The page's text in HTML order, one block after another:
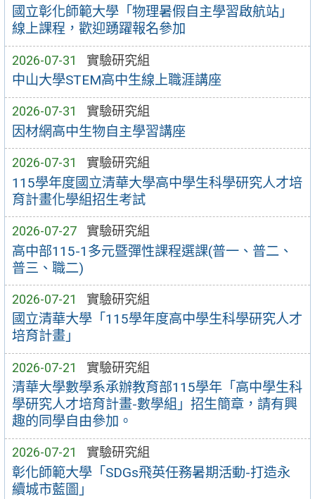
國立彰化師範大學「物理暑假自主學習啟航站」
線上課程，歡迎踴躍報名參加
2026-07-31 實驗研究組
中山大學STEM高中生線上職涯講座
2026-07-31 實驗研究組
因材網高中生物自主學習講座
2026-07-31 實驗研究組
115學年度國立清華大學高中學生科學研究人才培
育計畫化學組招生考試
2026-07-27 實驗研究組
高中部115-1多元暨彈性課程選課(普一、普二、
普三、職二)
2026-07-21 實驗研究組
國立清華大學「115學年度高中學生科學研究人才
培育計畫」
2026-07-21 實驗研究組
清華大學數學系承辦教育部115學年「高中學生科
學研究人才培育計畫-數學組」招生簡章，請有興
趣的同學自由參加。
2026-07-21 實驗研究組
彰化師範大學「SDGs飛英任務暑期活動-打造永
續城市藍圖」